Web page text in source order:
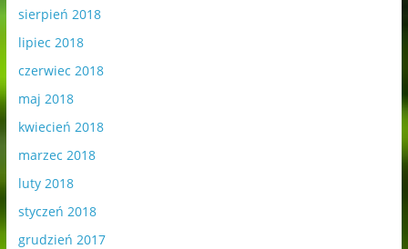
sierpień 2018
lipiec 2018
czerwiec 2018
maj 2018
kwiecień 2018
marzec 2018
luty 2018
styczeń 2018
grudzień 2017